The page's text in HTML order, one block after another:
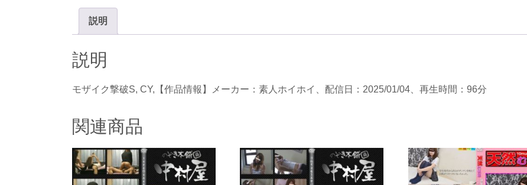
00405《は
(21)》
説明
説明
モザイク撃破S, CY,【作品情報】メーカー：素人ホイホイ、配信日：2025/01/04、再生時間：96分
関連商品